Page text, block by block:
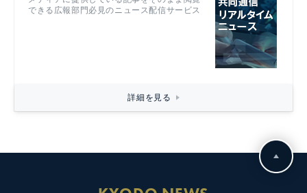
できる広報部門必見のニュース配信サービス
詳細を見る